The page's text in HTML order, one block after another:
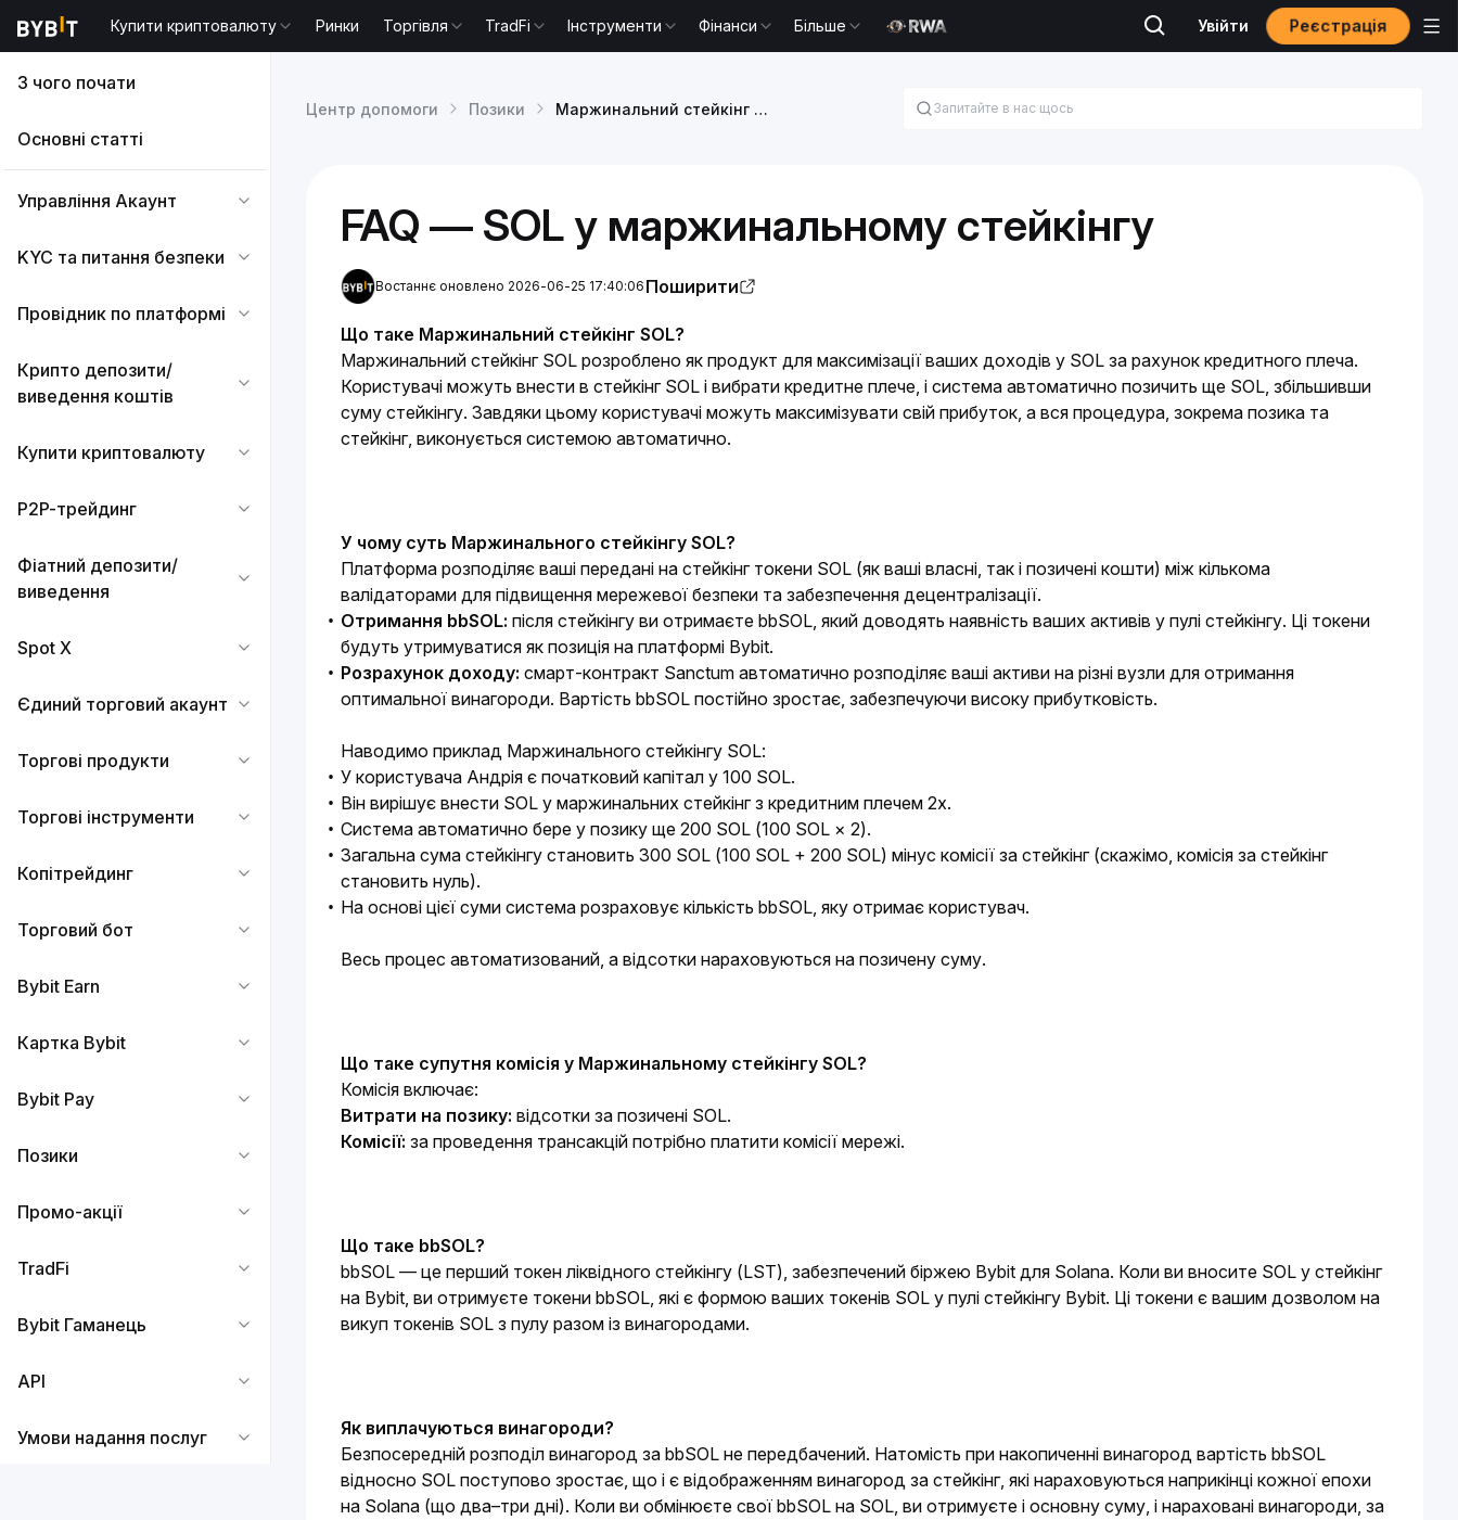
Купити криптовалюту Ринки Торгівля TradFi Інструменти Фінанси Більше Увійти Реєстрація
З чого почати
Основні статті
Управління Акаунт
KYC та питання безпеки
Провідник по платформі
Крипто депозити/
виведення коштів
Купити криптовалюту
P2P-трейдинг
Фіатний депозити/
виведення
Spot X
Єдиний торговий акаунт
Торгові продукти
Торгові інструменти
Копітрейдинг
Торговий бот
Bybit Earn
Картка Bybit
Bybit Pay
Позики
Промо-акції
TradFi
Bybit Гаманець
API
Умови надання послуг
Центр допомоги Позики Маржинальний стейкінг SOL
FAQ — SOL у маржинальному стейкінгу
Востаннє оновлено 2026-06-25 17:40:06 Поширити
Що таке Маржинальний стейкінг SOL?
Маржинальний стейкінг SOL розроблено як продукт для максимізації ваших доходів у SOL за рахунок кредитного плеча.
Користувачі можуть внести в стейкінг SOL і вибрати кредитне плече, і система автоматично позичить ще SOL, збільшивши
суму стейкінгу. Завдяки цьому користувачі можуть максимізувати свій прибуток, а вся процедура, зокрема позика та
стейкінг, виконується системою автоматично.
У чому суть Маржинального стейкінгу SOL?
Платформа розподіляє ваші передані на стейкінг токени SOL (як ваші власні, так і позичені кошти) між кількома
валідаторами для підвищення мережевої безпеки та забезпечення децентралізації.
Отримання bbSOL: після стейкінгу ви отримаєте bbSOL, який доводять наявність ваших активів у пулі стейкінгу. Ці токени
будуть утримуватися як позиція на платформі Bybit.
Розрахунок доходу: смарт-контракт Sanctum автоматично розподіляє ваші активи на різні вузли для отримання
оптимальної винагороди. Вартість bbSOL постійно зростає, забезпечуючи високу прибутковість.
Наводимо приклад Маржинального стейкінгу SOL:
У користувача Андрія є початковий капітал у 100 SOL.
Він вирішує внести SOL у маржинальних стейкінг з кредитним плечем 2x.
Система автоматично бере у позику ще 200 SOL (100 SOL × 2).
Загальна сума стейкінгу становить 300 SOL (100 SOL + 200 SOL) мінус комісії за стейкінг (скажімо, комісія за стейкінг
становить нуль).
На основі цієї суми система розраховує кількість bbSOL, яку отримає користувач.
Весь процес автоматизований, а відсотки нараховуються на позичену суму.
Що таке супутня комісія у Маржинальному стейкінгу SOL?
Комісія включає:
Витрати на позику: відсотки за позичені SOL.
Комісії: за проведення трансакцій потрібно платити комісії мережі.
Що таке bbSOL?
bbSOL — це перший токен ліквідного стейкінгу (LST), забезпечений біржею Bybit для Solana. Коли ви вносите SOL у стейкінг
на Bybit, ви отримуєте токени bbSOL, які є формою ваших токенів SOL у пулі стейкінгу Bybit. Ці токени є вашим дозволом на
викуп токенів SOL з пулу разом із винагородами.
Як виплачуються винагороди?
Безпосередній розподіл винагород за bbSOL не передбачений. Натомість при накопиченні винагород вартість bbSOL
відносно SOL поступово зростає, що і є відображенням винагород за стейкінг, які нараховуються наприкінці кожної епохи
на Solana (що два–три дні). Коли ви обмінюєте свої bbSOL на SOL, ви отримуєте і основну суму, і нараховані винагороди, за